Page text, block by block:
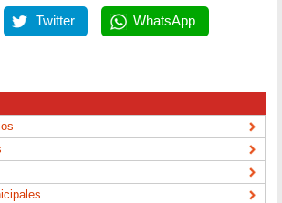
Twitter WhatsApp